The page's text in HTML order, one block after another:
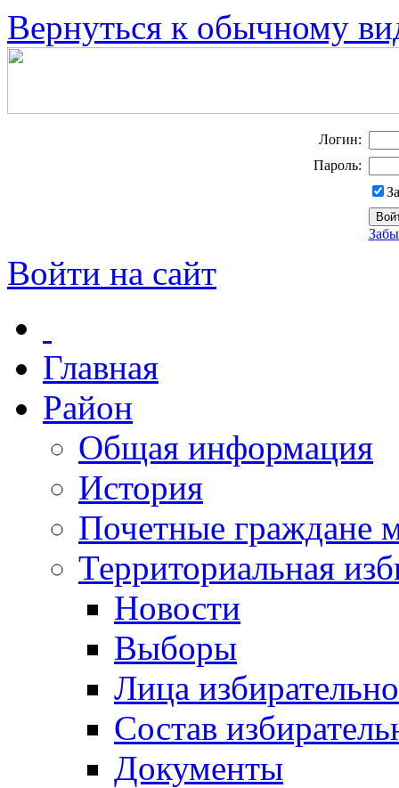
Вернуться к обычному
Логин:
Пароль:
Войти на сайт
Главная
Район
Общая информация
История
Почетные граждане
Территориальная
Новости
Выборы
Лица
Состав
Документы